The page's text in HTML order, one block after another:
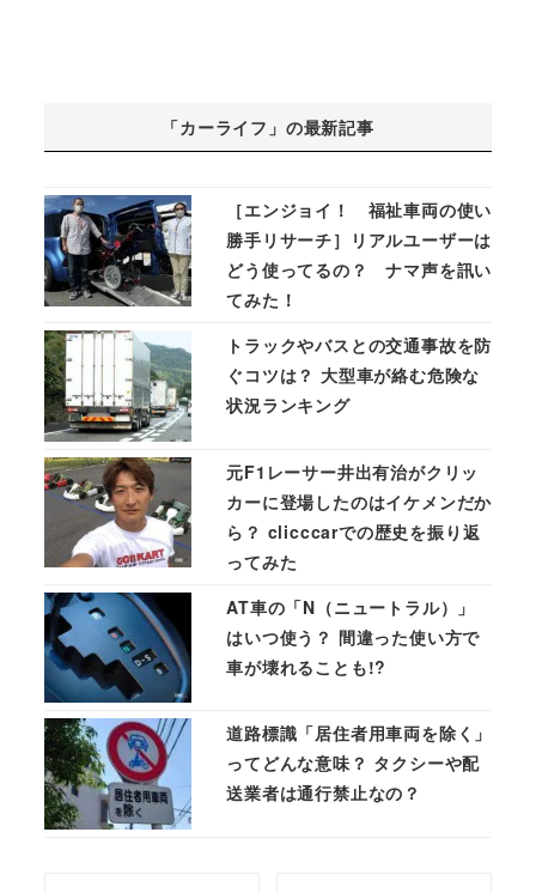
「カーライフ」の最新記事
［エンジョイ！ 福祉車両の使い
勝手リサーチ］リアルユーザーは
どう使ってるの？ ナマ声を訊い
てみた！
トラックやバスとの交通事故を防
ぐコツは？ 大型車が絡む危険な
状況ランキング
元F1レーサー井出有治がクリッ
カーに登場したのはイケメンだか
ら？ clicccarでの歴史を振り返
ってみた
AT車の「N（ニュートラル）」
はいつ使う？ 間違った使い方で
車が壊れることも!?
道路標識「居住者用車両を除く」
ってどんな意味？ タクシーや配
送業者は通行禁止なの？